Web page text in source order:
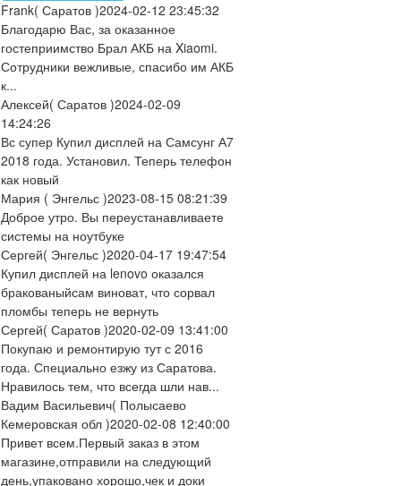
Frank( Саратов )2024-02-12 23:45:32
Благодарю Вас, за оказанное
гостеприимство Брал АКБ на Xiaomi.
Сотрудники вежливые, спасибо им АКБ
к...
Алексей( Саратов )2024-02-09
14:24:26
Вс супер Купил дисплей на Самсунг А7
2018 года. Установил. Теперь телефон
как новый
Мария ( Энгельс )2023-08-15 08:21:39
Доброе утро. Вы переустанавливаете
системы на ноутбуке
Сергей( Энгельс )2020-04-17 19:47:54
Купил дисплей на lenovo оказался
бракованыйсам виноват, что сорвал
пломбы теперь не вернуть
Сергей( Саратов )2020-02-09 13:41:00
Покупаю и ремонтирую тут с 2016
года. Специально езжу из Саратова.
Нравилось тем, что всегда шли нав...
Вадим Васильевич( Полысаево
Кемеровская обл )2020-02-08 12:40:00
Привет всем.Первый заказ в этом
магазине,отправили на следующий
день,упаковано хорошо,чек и доки